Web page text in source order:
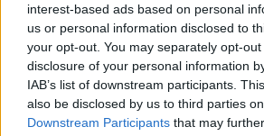
interest-based ads based on personal
us or personal information disclosed to
your opt-out. You may separately opt-
disclosure of your personal information
IAB’s list of downstream participants.
also be disclosed by us to third parties
Downstream Participants that may